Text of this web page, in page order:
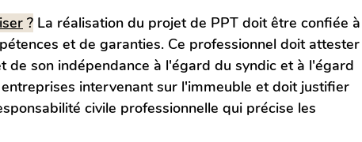
? La réalisation du projet de PPT doit être confiée à
et de garanties. Ce professionnel doit attester
de son indépendance à l'égard du syndic et à l'égard
intervenant sur l'immeuble et doit justifier
civile professionnelle qui précise les